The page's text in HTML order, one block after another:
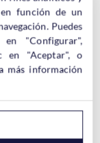
seguridad del
cambio en el.
función de un
Puedes
en "Configurar",
en "Aceptar", o
más información